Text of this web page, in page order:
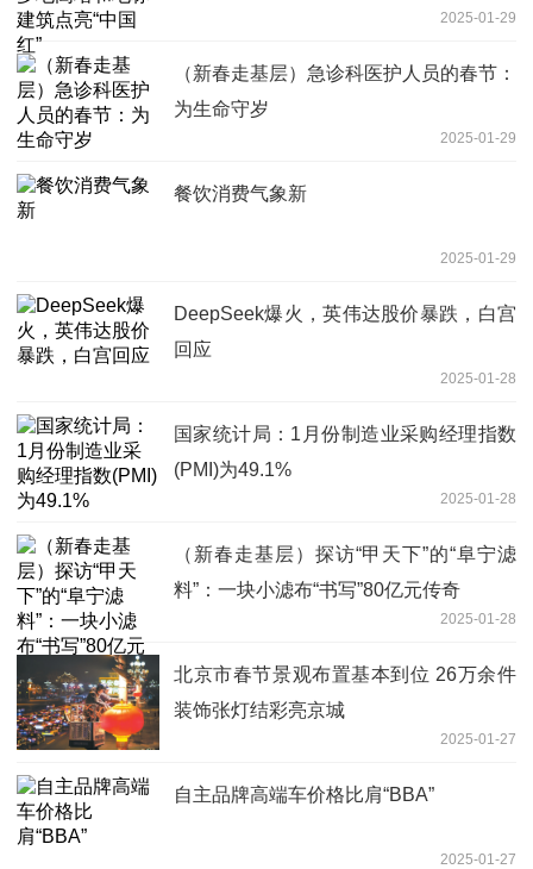
2025-01-29
（新春走基层）急诊科医护人员的春节：
为生命守岁
2025-01-29
餐饮消费气象新
2025-01-29
DeepSeek爆火，英伟达股价暴跌，白宫
回应
2025-01-28
国家统计局：1月份制造业采购经理指数
(PMI)为49.1%
2025-01-28
（新春走基层）探访“甲天下”的“阜宁滤
料”：一块小滤布“书写”80亿元传奇
2025-01-28
北京市春节景观布置基本到位 26万余件
装饰张灯结彩亮京城
2025-01-27
自主品牌高端车价格比肩“BBA”
2025-01-27